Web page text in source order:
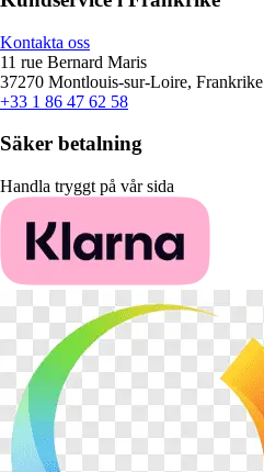
Kontakta oss
11 rue Bernard Maris
37270 Montlouis-sur-Loire, Frankrike
+33 1 86 47 62 58
Säker betalning
Handla tryggt på vår sida